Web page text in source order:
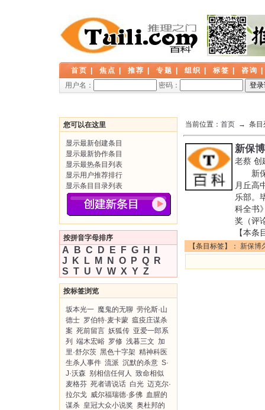
首页 焦点 推荐 专题 组织 标签 咨询
用户名：
密码：
您可以在这里
显示最新创建条目
显示最新协作条目
显示最热条目列表
显示用户推荐排行
显示条目目录列表
按拼音字母排序
A B C D E F G H
J
K L M N O P Q
R
S T U V W X Y Z
按标签浏览
坂本光一 魔鬼的无聊 劳伦斯·山
德士 罗伯特·麦卡蒙 瘟疫庄谋杀
案 死前留言 妖狐传 亚爱一郎系
列
端木宏峪 罗修 浅暮三文 加
里·舒尔茨 黑色十字架 精神科医
生杀人事件 流派 沉默的杀意 S·
J·沃森 别相信任何人 致命相似
麦格芬 死者请说话 白光 迈克尔·
拉尔戈 威尔福瑞德·多佛 血腥的
谋杀 皇冠大众小说奖 奥杜邦的
当前位置： 首页 → 条目
新保
老蔡 创
新保
月丘高
乐部。
科全书
奖（评
【本条
【条目标签】： 新保博